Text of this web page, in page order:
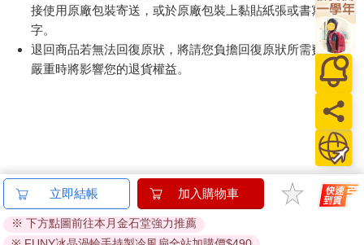
或一九四五年出生，但如今根本無法將某個日子精確到一到兩年
的誤差範圍內。
他突然納悶，他這日記是為誰而寫的呢？為了未來，為了尚未出
生的人。他的心思圍繞著紙上那個可疑的日期轉了一會兒，然後
突然間想到了「新語」中的「雙重思想」一詞。他第一次意識到
自己要做的這件事情有多麼艱鉅。你怎麼能和未來溝通呢？從本
質上來說這是不可能的。要麼未來將會跟現在相似，那樣的話未
來將不會去聽他說些什麼；要麼未來將會跟現在不同，那樣的話
他坐在那兒，盯著本子發呆。「電屏」轉而播放起激昂人心的軍
樂。真是奇怪，他似乎不僅失去了表達內心想法的能力，甚至連
原本想說些什麼也忘記了。過去幾個星期來他一直在為了這一刻
進行準備，從來沒有想到除勇氣之外他還需要什麼。寫東西這件
您可能會喜歡
水平檔案-色・愛・
落・夢-總集篇
特價 480 元
【KINYO】Penna系
列-輕量高效導熱不沾
平煎鍋30cm
56 折
My